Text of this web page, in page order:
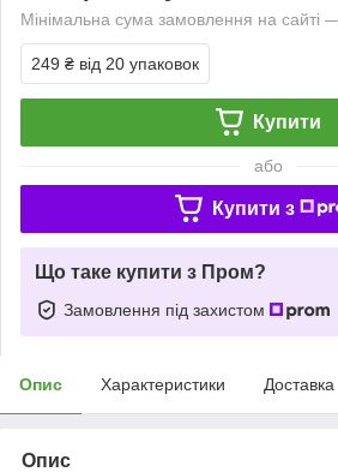
Мінімальна сума замовлення на сайті
249 ₴ від 20 упаковок
Купити
або
Купити з
Що таке купити з Пром?
Замовлення під захистом
Опис Характеристики Доставка
Опис